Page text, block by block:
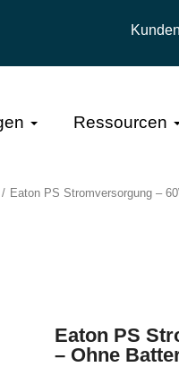
Ressourcen
Eaton PS Stromversorgung –
Eaton PS
– Ohne